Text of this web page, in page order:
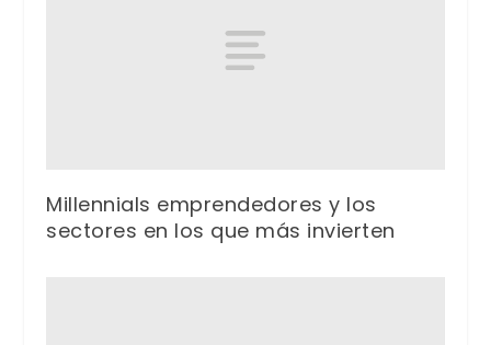
Millennials emprendedores y los
sectores en los que más invierten